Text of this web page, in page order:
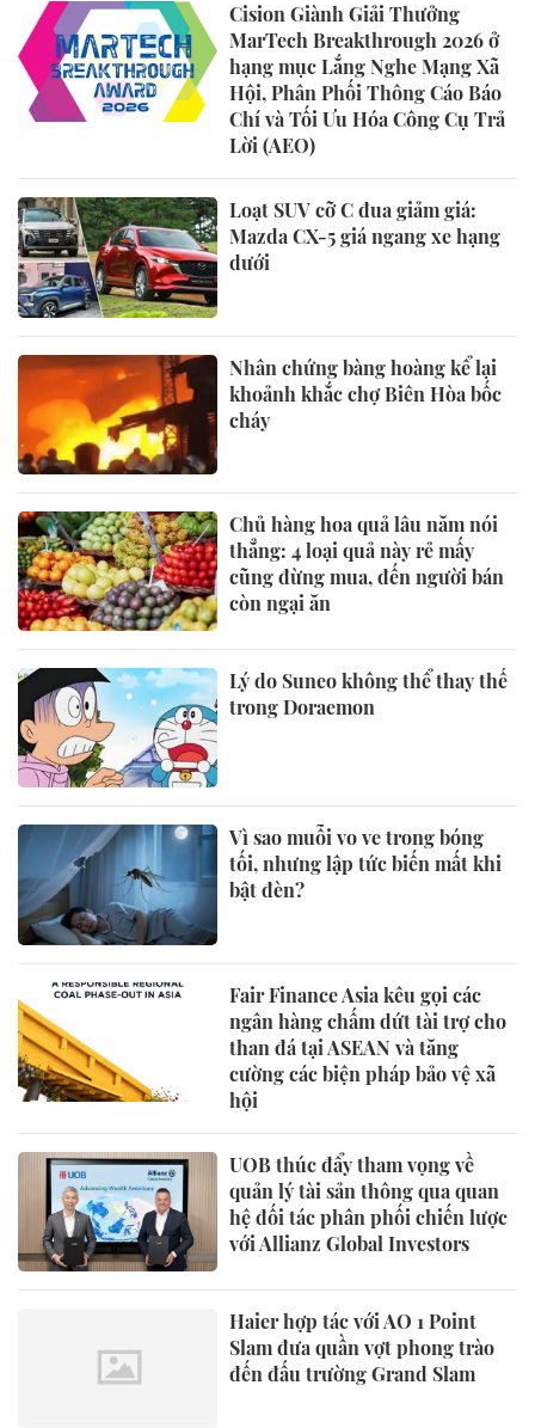
Cision Giành Giải Thưởng
MarTech Breakthrough 2026 ở
hạng mục Lắng Nghe Mạng Xã
Hội, Phân Phối Thông Cáo Báo
Chí và Tối Ưu Hóa Công Cụ Trả
Lời (AEO)
Loạt SUV cỡ C đua giảm giá:
Mazda CX-5 giá ngang xe hạng
dưới
Nhân chứng bàng hoàng kể lại
khoảnh khắc chợ Biên Hòa bốc
cháy
Chủ hàng hoa quả lâu năm nói
thẳng: 4 loại quả này rẻ mấy
cũng đừng mua, đến người bán
còn ngại ăn
Lý do Suneo không thể thay thế
trong Doraemon
Vì sao muỗi vo ve trong bóng
tối, nhưng lập tức biến mất khi
bật đèn?
Fair Finance Asia kêu gọi các
ngân hàng chấm dứt tài trợ cho
than đá tại ASEAN và tăng
cường các biện pháp bảo vệ xã
hội
UOB thúc đẩy tham vọng về
quản lý tài sản thông qua quan
hệ đối tác phân phối chiến lược
với Allianz Global Investors
Haier hợp tác với AO 1 Point
Slam đưa quần vợt phong trào
đến đấu trường Grand Slam